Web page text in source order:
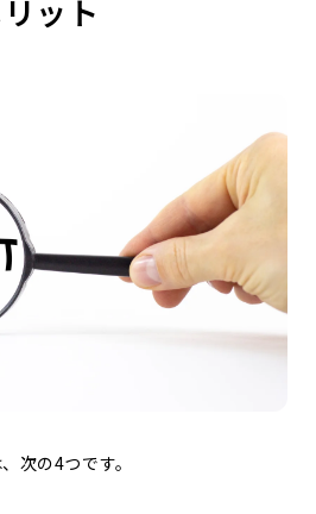
ット
次の4つです。